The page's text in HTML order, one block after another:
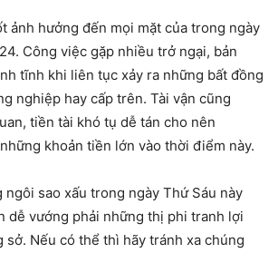
ảnh hưởng đến mọi mặt của trong ngày
Công việc gặp nhiều trở ngại, bản
tĩnh khi liên tục xảy ra những bất đồng
nghiệp hay cấp trên. Tài vận cũng
tiền tài khó tụ dễ tán cho nên
khoản tiền lớn vào thời điểm này.
ngôi sao xấu trong ngày Thứ Sáu này
dễ vướng phải những thị phi tranh lợi
sở. Nếu có thể thì hãy tránh xa chúng